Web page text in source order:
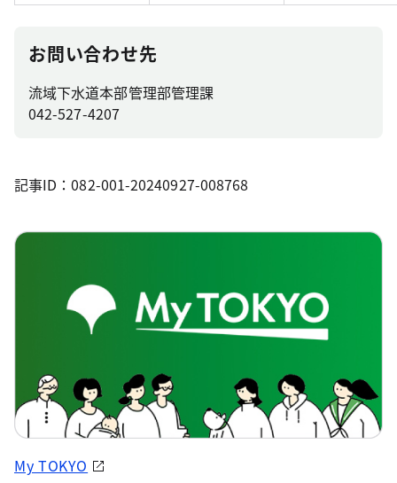
お問い合わせ先
流域下水道本部管理部管理課
042-527-4207
記事ID：082-001-20240927-008768
My TOKYO